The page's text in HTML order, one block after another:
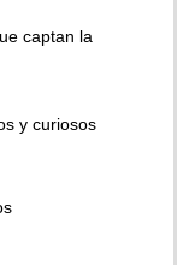
captan la
y curiosos